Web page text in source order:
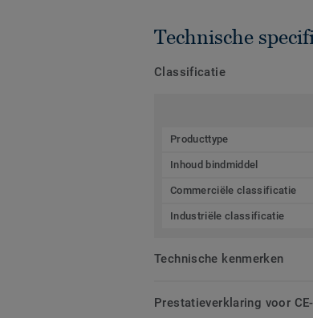
Technische
Classificatie
Producttype
Inhoud bindmiddel
Commerciële classificatie
Industriële classificatie
Technische kenmerken
Prestatieverklaring voor